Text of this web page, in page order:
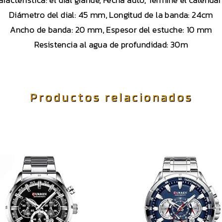
Diámetro del dial: 45 mm, Longitud de la banda: 24cm
Ancho de banda: 20 mm, Espesor del estuche: 10 mm
Resistencia al agua de profundidad: 30m
Productos relacionados